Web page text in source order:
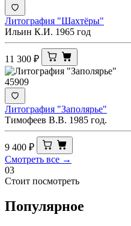
Литография "Шахтёры"
Ильин К.И. 1965 год
11 300 ₽
45909
Литография "Заполярье"
Тимофеев В.В. 1985 год.
9 400 ₽
Смотреть все →
03
Стоит посмотреть
Популярное